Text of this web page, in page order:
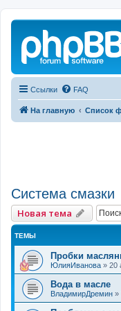
Ссылки FAQ
На главную Список
Система смазки
Новая тема
ТЕМЫ
Пробки
ЮлияИванова » 20
Вода в масле
ВладимирДремин »